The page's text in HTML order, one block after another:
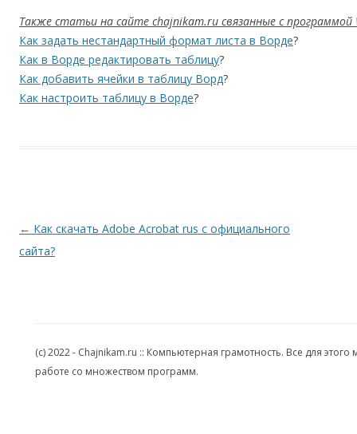
Также статьи на сайте chajnikam.ru связанные с программой
Как задать нестандартный формат листа в Ворде?
Как в Ворде редактировать таблицу?
Как добавить ячейки в таблицу Ворд?
Как настроить таблицу в Ворде?
Навигация по записям
← Как скачать Adobe Acrobat rus с официального
сайта?
(c) 2022 - Chajnikam.ru :: Компьютерная грамотность. Все для
работе со множеством программ.